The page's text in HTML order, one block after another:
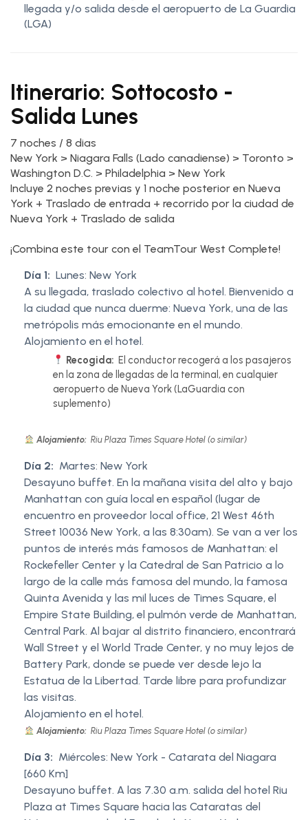
llegada y/o salida desde el aeropuerto de La Guardia
(LGA)
Itinerario: Sottocosto -
Salida Lunes
7 noches / 8 dias
New York > Niagara Falls (Lado canadiense) > Toronto >
Washington D.C. > Philadelphia > New York
Incluye 2 noches previas y 1 noche posterior en Nueva
York + Traslado de entrada + recorrido por la ciudad de
Nueva York + Traslado de salida
¡Combina este tour con el TeamTour West Complete!
Día 1: Lunes: New York
A su llegada, traslado colectivo al hotel. Bienvenido a
la ciudad que nunca duerme: Nueva York, una de las
metrópolis más emocionante en el mundo.
Alojamiento en el hotel.
Recogida: ​El conductor recogerá a los pasajeros
en la zona de llegadas de la terminal, en cualquier
aeropuerto de Nueva York (LaGuardia con
suplemento)
Alojamiento: Riu Plaza Times Square Hotel (o similar)
Día 2: Martes: New York
Desayuno buffet. En la mañana visita del alto y bajo
Manhattan con guía local en español (lugar de
encuentro en proveedor local office, 21 West 46th
Street 10036 New York, a las 8:30am). Se van a ver los
puntos de interés más famosos de Manhattan: el
Rockefeller Center y la Catedral de San Patricio a lo
largo de la calle más famosa del mundo, la famosa
Quinta Avenida y las mil luces de Times Square, el
Empire State Building, el pulmón verde de Manhattan,
Central Park. Al bajar al distrito financiero, encontrará
Wall Street y el World Trade Center, y no muy lejos de
Battery Park, donde se puede ver desde lejo la
Estatua de la Libertad. Tarde libre para profundizar
las visitas.
Alojamiento en el hotel.
Alojamiento: Riu Plaza Times Square Hotel (o similar)
Día 3: Miércoles: New York - Catarata del Niagara
[660 Km]
Desayuno buffet. A las 7.30 a.m. salida del hotel Riu
Plaza at Times Square hacia las Cataratas del